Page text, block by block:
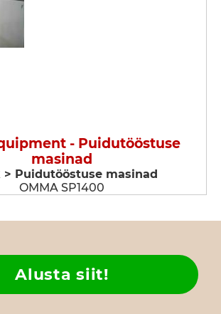
- Puidutööstuse
masinad
> Puidutööstuse masinad
OMMA SP1400
Alusta siit!